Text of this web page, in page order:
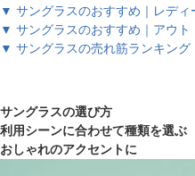
▼ サングラスのおすすめ｜レディ
▼ サングラスのおすすめ｜アウト
▼ サングラスの売れ筋ランキング
サングラスの選び方
利用シーンに合わせて種類を選ぶ
おしゃれのアクセントに